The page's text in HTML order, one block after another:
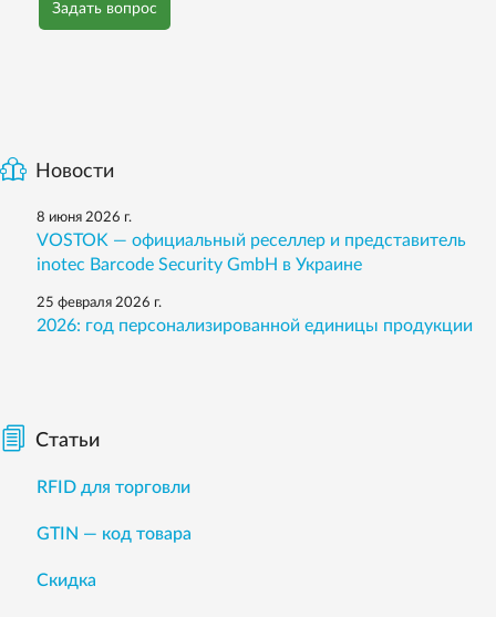
Задать вопрос
Новости
8 июня 2026 г.
VOSTOK — официальный реселлер и представитель
inotec Barcode Security GmbH в Украине
25 февраля 2026 г.
2026: год персонализированной единицы продукции
Статьи
RFID для торговли
GTIN — код товара
Скидка